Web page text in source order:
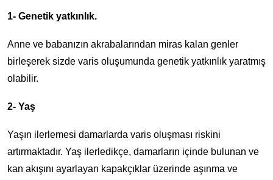
1- Genetik yatkınlık.
Anne ve babanızın akrabalarından miras kalan genler
birleşerek sizde varis oluşumunda genetik yatkınlık yaratmış
olabilir.
2- Yaş
Yaşın ilerlemesi damarlarda varis oluşması riskini
artırmaktadır. Yaş ilerledikçe, damarların içinde bulunan ve
kan akışını ayarlayan kapakçıklar üzerinde aşınma ve